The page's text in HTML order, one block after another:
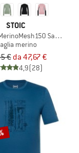
STOIC
SadjemSt.
merino
€ da 47,67 €
4,9(28)